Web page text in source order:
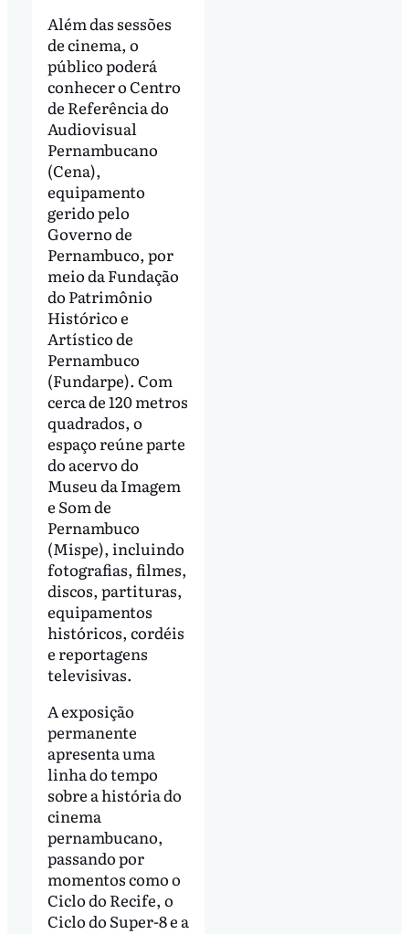
Além das sessões
de cinema, o
público poderá
conhecer o Centro
de Referência do
Audiovisual
Pernambucano
(Cena),
equipamento
gerido pelo
Governo de
Pernambuco, por
meio da Fundação
do Patrimônio
Histórico e
Artístico de
Pernambuco
(Fundarpe). Com
cerca de 120 metros
quadrados, o
espaço reúne parte
do acervo do
Museu da Imagem
e Som de
Pernambuco
(Mispe), incluindo
fotografias, filmes,
discos, partituras,
equipamentos
históricos, cordéis
e reportagens
televisivas.
A exposição
permanente
apresenta uma
linha do tempo
sobre a história do
cinema
pernambucano,
passando por
momentos como o
Ciclo do Recife, o
Ciclo do Super-8 e a